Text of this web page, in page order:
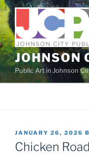
Skip
to
content
JOHNSON
Public Art in Johnson
POSTED
ON
JANUARY 26, 2026
Chicken